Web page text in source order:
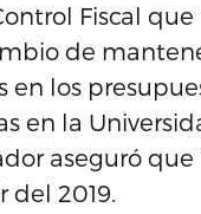
Fiscal que
de
los
en la
aseguró
del 2019.